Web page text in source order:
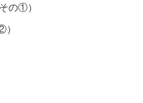
の①）